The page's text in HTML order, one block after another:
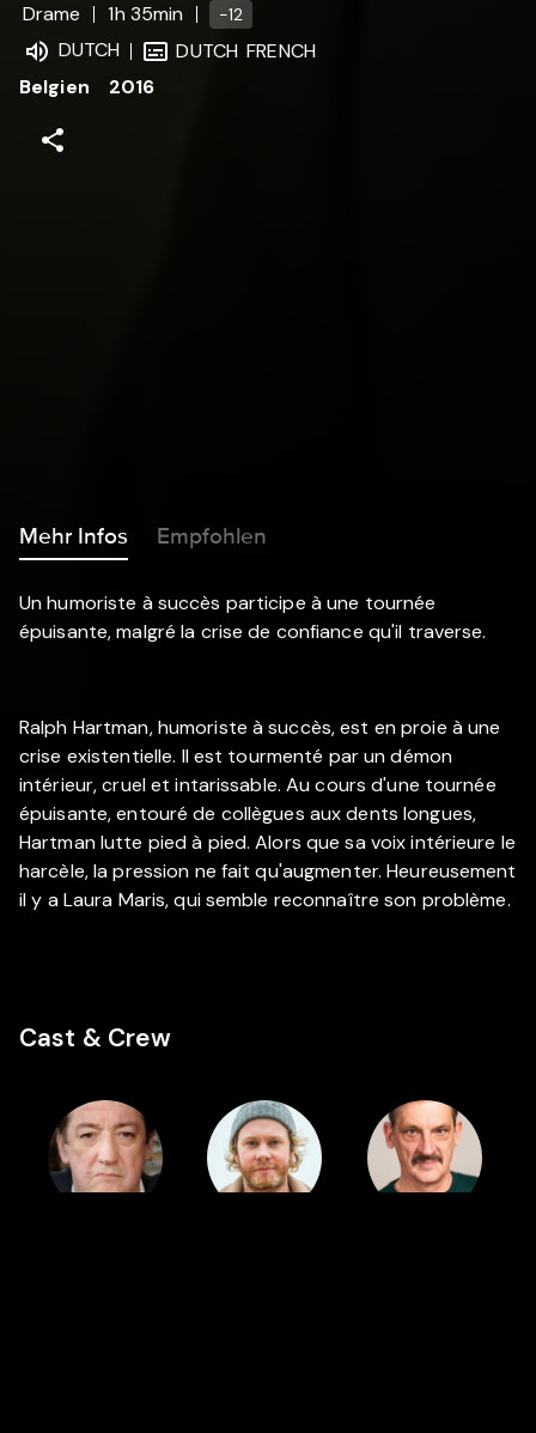
Drame
1h 35min -12
DUTCH DUTCH FRENCH
Belgien
2016
Mehr Infos Empfohlen
Un humoriste à succès participe à une tournée
épuisante, malgré la crise de confiance qu'il traverse.
Ralph Hartman, humoriste à succès, est en proie à une
crise existentielle. Il est tourmenté par un démon
intérieur, cruel et intarissable. Au cours d'une tournée
épuisante, entouré de collègues aux dents longues,
Hartman lutte pied à pied. Alors que sa voix intérieure le
harcèle, la pression ne fait qu'augmenter. Heureusement
il y a Laura Maris, qui semble reconnaître son problème.
Cast & Crew